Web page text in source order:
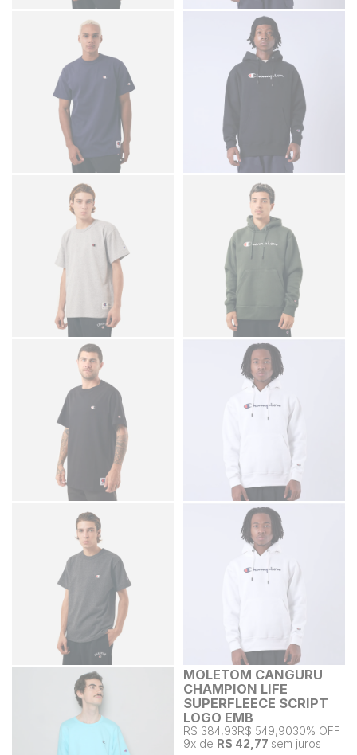
MOLETOM CANGURU
CHAMPION LIFE
SUPERFLEECE SCRIPT
LOGO EMB
R$ 384,93R$ 549,9030% OFF
9x de R$ 42,77 sem juros